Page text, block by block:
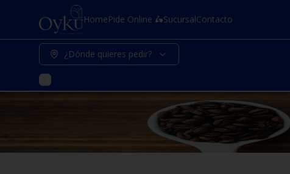
HomePide Online 🛵SucursalContacto
¿Dónde quieres pedir?